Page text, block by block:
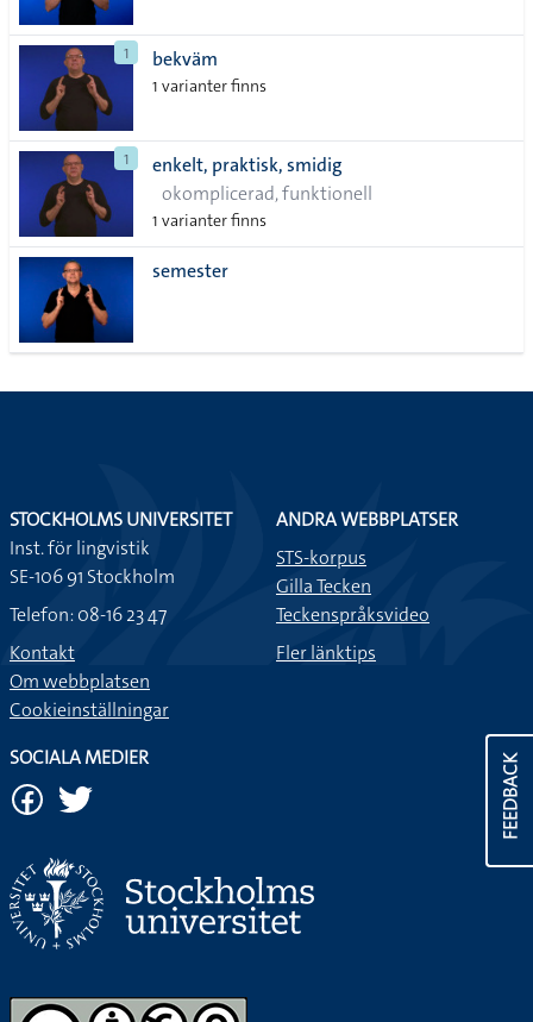
1 bekväm
1 varianter finns
1
enkelt, praktisk, smidig
okomplicerad, funktionell
1 varianter finns
semester
FEEDBACK
STOCKHOLMS UNIVERSITET
Inst. för lingvistik
SE-106 91 Stockholm
Telefon: 08-16 23 47
Kontakt
Om webbplatsen
Cookieinställningar
ANDRA WEBBPLATSER
STS-korpus
Gilla Tecken
Teckenspråksvideo
Fler länktips
SOCIALA MEDIER